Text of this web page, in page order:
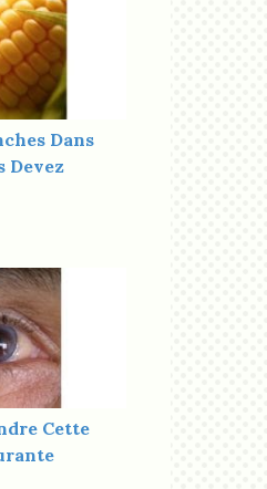
Dans
Devez
Cette